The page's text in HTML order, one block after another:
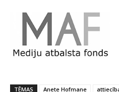
TĒMAS Anete Hofmane